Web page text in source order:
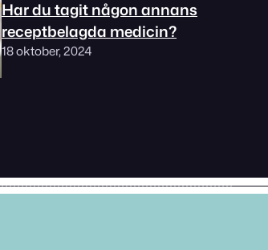
Har du tagit någon annans
receptbelagda medicin?
18 oktober, 2024